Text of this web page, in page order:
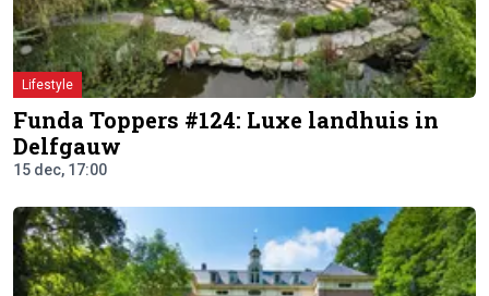
Lifestyle
Funda Toppers #124: Luxe landhuis in
Delfgauw
15 dec, 17:00